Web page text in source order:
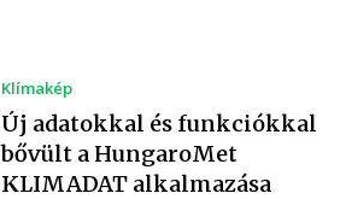
Klímakép
Új adatokkal és funkciókkal
bővült a HungaroMet
KLIMADAT alkalmazása